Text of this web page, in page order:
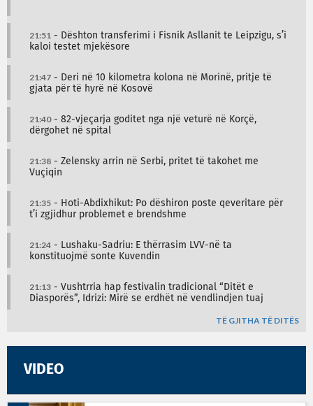
21:51 - Dështon transferimi i Fisnik Asllanit te Leipzigu, s’i
kaloi testet mjekësore
21:47 - Deri në 10 kilometra kolona në Morinë, pritje të
gjata për të hyrë në Kosovë
21:40- 82-vjeçarja goditet nga një veturë në Korçë,
dërgohet në spital
21:38 - Zelensky arrin në Serbi, pritet të takohet me
Vuçiqin
21:35 - Hoti-Abdixhikut: Po dëshiron poste qeveritare për
t’i zgjidhur problemet e brendshme
21:24 - Lushaku-Sadriu: E thërrasim LVV-në ta
konstituojmë sonte Kuvendin
21:13 - Vushtrria hap festivalin tradicional “Ditët e
Diasporës”, Idrizi: Mirë se erdhët në vendlindjen tuaj
TË GJITHA TË DITËS
VIDEO